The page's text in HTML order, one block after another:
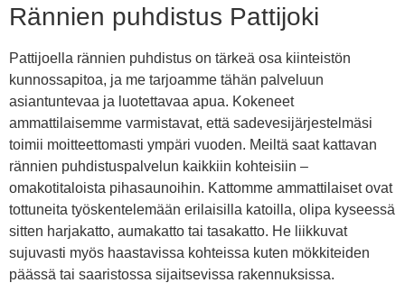
Rännien puhdistus Pattijoki
Pattijoella rännien puhdistus on tärkeä osa kiinteistön
kunnossapitoa, ja me tarjoamme tähän palveluun
asiantuntevaa ja luotettavaa apua. Kokeneet
ammattilaisemme varmistavat, että sadevesijärjestelmäsi
toimii moitteettomasti ympäri vuoden. Meiltä saat kattavan
rännien puhdistuspalvelun kaikkiin kohteisiin –
omakotitaloista pihasaunoihin. Kattomme ammattilaiset ovat
tottuneita työskentelemään erilaisilla katoilla, olipa kyseessä
sitten harjakatto, aumakatto tai tasakatto. He liikkuvat
sujuvasti myös haastavissa kohteissa kuten mökkiteiden
päässä tai saaristossa sijaitsevissa rakennuksissa.